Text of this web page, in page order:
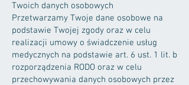
Twoich danych osobowych
Przetwarzamy Twoje dane osobowe na
podstawie Twojej zgody oraz w celu
realizacji umowy o świadczenie usług
medycznych na podstawie art. 6 ust. 1 lit. b
rozporządzenia RODO oraz w celu
przechowywania danych osobowych przez